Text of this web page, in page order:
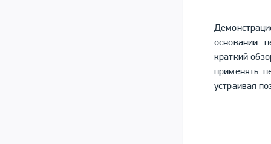
основании
краткий
применять
устраивая